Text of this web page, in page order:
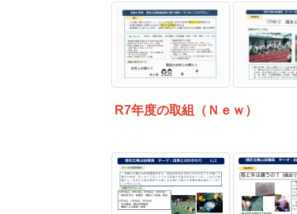
R7年度の取組（Ｎｅｗ）